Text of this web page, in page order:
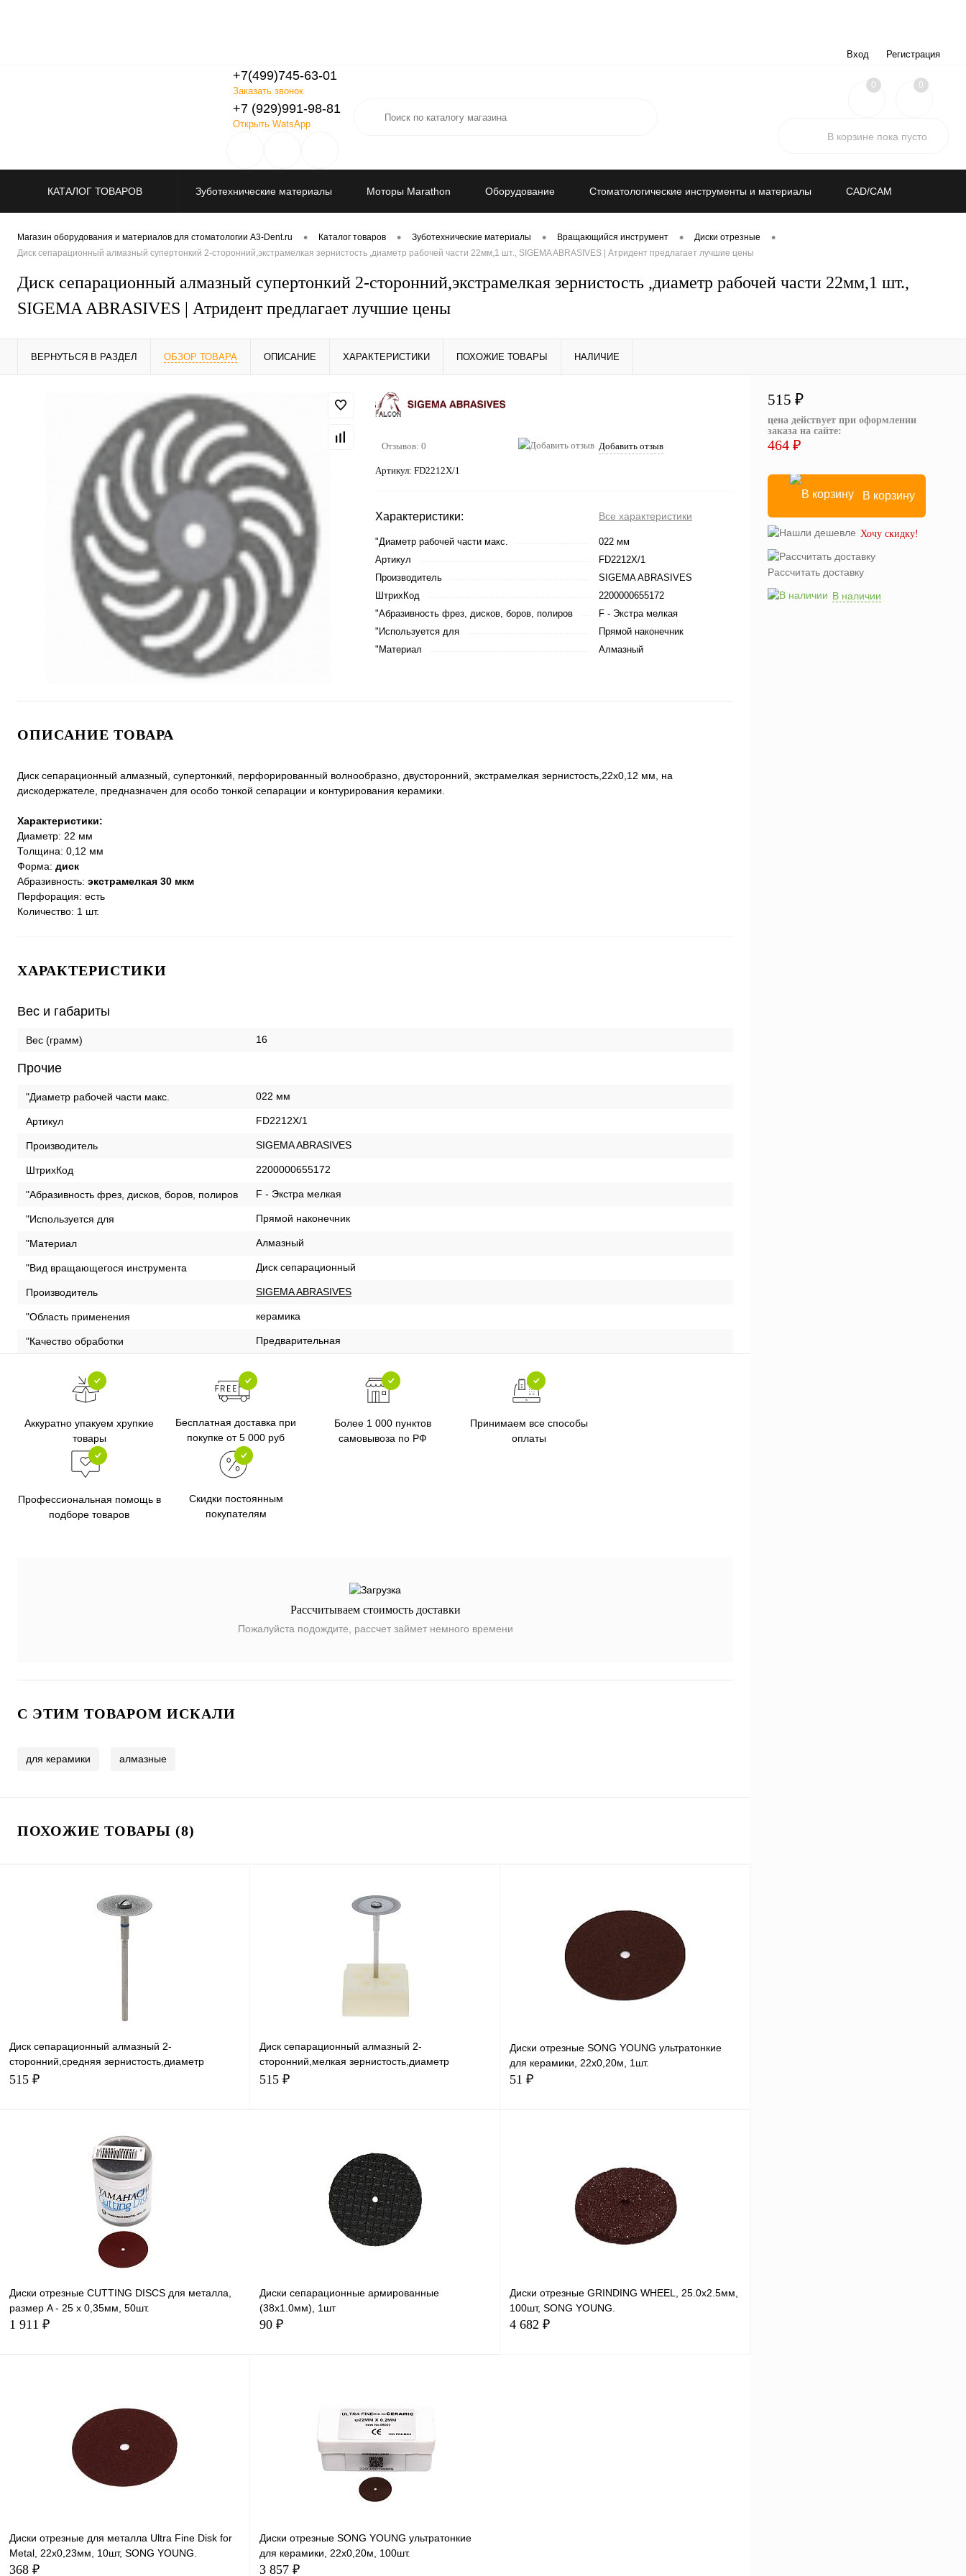
Вход Регистрация
+7(499)745-63-01
Заказать звонок
+7 (929)991-98-81
Открыть WatsApp
0 0
В корзине пока пусто
КАТАЛОГ ТОВАРОВ Зуботехнические материалы Моторы Marathon Оборудование Стоматологические инструменты и материалы CAD/CAM
Распродажа
Магазин оборудования и материалов для стоматологии A3-Dent.ru • Каталог товаров • Зуботехнические материалы • Вращающийся инструмент • Диски отрезные •
Диск сепарационный алмазный супертонкий 2-сторонний,экстрамелкая зернистость ,диаметр рабочей части 22мм,1 шт., SIGEMA ABRASIVES | Атридент предлагает лучшие цены
Диск сепарационный алмазный супертонкий 2-сторонний,экстрамелкая зернистость ,диаметр рабочей части 22мм,1 шт.,
SIGEMA ABRASIVES | Атридент предлагает лучшие цены
ВЕРНУТЬСЯ В РАЗДЕЛ ОБЗОР ТОВАРА ОПИСАНИЕ ХАРАКТЕРИСТИКИ ПОХОЖИЕ ТОВАРЫ НАЛИЧИЕ
Отзывов: 0 Добавить отзыв
Артикул: FD2212X/1
Характеристики: Все характеристики
"Диаметр рабочей части макс.
022 мм
Артикул
FD2212X/1
Производитель
SIGEMA ABRASIVES
ШтрихКод
2200000655172
"Абразивность фрез, дисков, боров, полиров
F - Экстра мелкая
"Используется для
Прямой наконечник
"Материал
Алмазный
ОПИСАНИЕ ТОВАРА
Диск сепарационный алмазный, супертонкий, перфорированный волнообразно, двусторонний, экстрамелкая зернистость,22x0,12 мм, на
дискодержателе, предназначен для особо тонкой сепарации и контурирования керамики.
Характеристики:
Диаметр: 22 мм
Толщина: 0,12 мм
Форма: диск
Абразивность: экстрамелкая 30 мкм
Перфорация: есть
Количество: 1 шт.
ХАРАКТЕРИСТИКИ
Вес и габариты
Вес (грамм) 16
Прочие
"Диаметр рабочей части макс. 022 мм
Артикул FD2212X/1
Производитель SIGEMA ABRASIVES
ШтрихКод 2200000655172
"Абразивность фрез, дисков, боров, полиров F - Экстра мелкая
"Используется для Прямой наконечник
"Материал Алмазный
"Вид вращающегося инструмента Диск сепарационный
Производитель SIGEMA ABRASIVES
"Область применения керамика
"Качество обработки Предварительная
Аккуратно упакуем хрупкие
товары
Бесплатная доставка при
покупке от 5 000 руб
Более 1 000 пунктов
самовывоза по РФ
Принимаем все способы
оплаты
Профессиональная помощь в
подборе товаров
Скидки постоянным
покупателям
Рассчитываем стоимость доставки
Пожалуйста подождите, рассчет займет немного времени
C ЭТИМ ТОВАРОМ ИСКАЛИ
для керамики алмазные
ПОХОЖИЕ ТОВАРЫ (8)
Диск сепарационный алмазный 2-
сторонний,средняя зернистость,диаметр
рабочей части 19 мм,1 шт
515 ₽
В корзину
Диск сепарационный алмазный 2-
сторонний,мелкая зернистость,диаметр
рабочей части 22 мм, 1 шт
515 ₽
Диски отрезные SONG YOUNG ультратонкие
для керамики, 22х0,20м, 1шт.
51 ₽
Диски отрезные CUTTING DISCS для металла,
размер A - 25 х 0,35мм, 50шт.
1 911 ₽
Диски сепарационные армированные
(38х1.0мм), 1шт
90 ₽
Диски отрезные GRINDING WHEEL, 25.0х2.5мм,
100шт, SONG YOUNG.
4 682 ₽
Диски отрезные для металла Ultra Fine Disk for
Metal, 22х0,23мм, 10шт, SONG YOUNG.
368 ₽
Диски отрезные SONG YOUNG ультратонкие
для керамики, 22х0,20м, 100шт.
3 857 ₽
515 ₽
цена действует при оформлении
заказа на сайте:
464 ₽
В корзину
Хочу скидку!
Рассчитать доставку
В наличии